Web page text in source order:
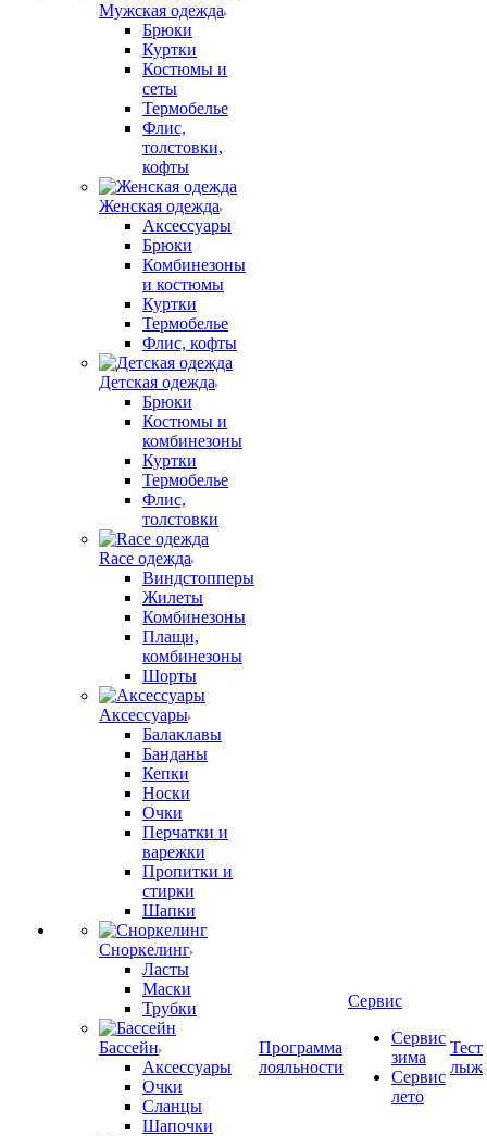
Мужская одежда
Брюки
Куртки
Костюмы и
сеты
Термобелье
Флис,
толстовки,
кофты
Женская одежда
Аксессуары
Брюки
Комбинезоны
и костюмы
Куртки
Термобелье
Флис, кофты
Детская одежда
Брюки
Костюмы и
комбинезоны
Куртки
Термобелье
Флис,
толстовки
Race одежда
Виндстопперы
Жилеты
Комбинезоны
Плащи,
комбинезоны
Шорты
Аксессуары
Балаклавы
Банданы
Кепки
Носки
Очки
Перчатки и
варежки
Пропитки и
стирки
Шапки
Сноркелинг
Ласты
Маски
Трубки
Бассейн
Аксессуары
Очки
Сланцы
Шапочки
Программа
лояльности
Сервис
Сервис
зима
Сервис
лето
Тест
лыж